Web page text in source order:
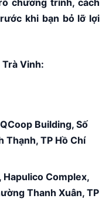
chương trình, cách
khi bạn bỏ lỡ lợi
Vinh:
Building, Số
Thạnh, TP Hồ Chí
Hapulico Complex,
Thanh Xuân, TP